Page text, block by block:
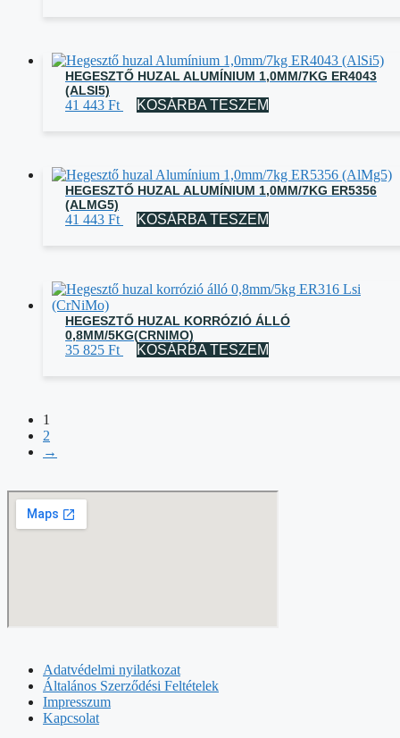
HEGESZTŐ HUZAL ALUMÍNIUM 1,0MM/7KG ER4043
(ALSI5)
41 443 Ft KOSÁRBA TESZEM
HEGESZTŐ HUZAL ALUMÍNIUM 1,0MM/7KG ER5356
(ALMG5)
41 443 Ft KOSÁRBA TESZEM
HEGESZTŐ HUZAL KORRÓZIÓ ÁLLÓ
0,8MM/5KG(CRNIMO)
35 825 Ft KOSÁRBA TESZEM
1
2
→
Adatvédelmi nyilatkozat
Általános Szerződési Feltételek
Impresszum
Kapcsolat